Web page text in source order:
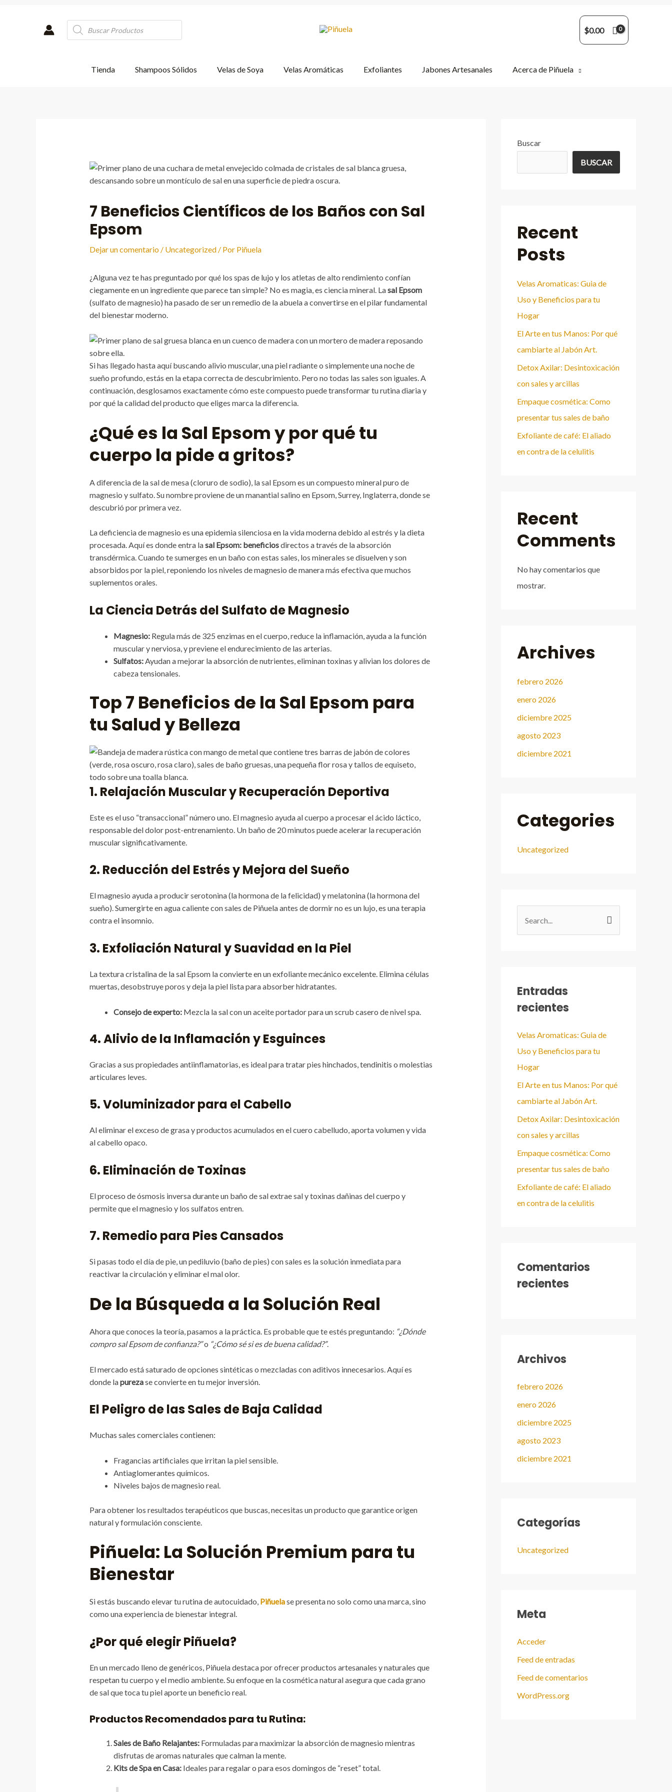
Products
search
$0.00
Tienda Shampoos Sólidos Velas de Soya Velas Aromáticas Exfoliantes Jabones Artesanales Acerca de Piñuela
7 Beneficios Científicos de los Baños con Sal
Epsom
Dejar un comentario / Uncategorized/ Por Piñuela
¿Alguna vez te has preguntado por qué los spas de lujo y los atletas de alto rendimiento confían
ciegamente en un ingrediente que parece tan simple? No es magia, es ciencia mineral. Lasal Epsom
(sulfato de magnesio) ha pasado de ser un remedio de la abuela a convertirse en el pilar fundamental
del bienestar moderno.
Si has llegado hasta aquí buscando alivio muscular, una piel radiante o simplemente una noche de
sueño profundo, estás en la etapa correcta de descubrimiento. Pero no todas las sales son iguales. A
continuación, desglosamos exactamente cómo este compuesto puede transformar tu rutina diaria y
por qué la calidad del producto que eliges marca la diferencia.
¿Qué es la Sal Epsom y por qué tu
cuerpo la pide a gritos?
A diferencia de la sal de mesa (cloruro de sodio), la sal Epsom es un compuesto mineral puro de
magnesio y sulfato. Su nombre proviene de un manantial salino en Epsom, Surrey, Inglaterra, donde se
descubrió por primera vez.
La deficiencia de magnesio es una epidemia silenciosa en la vida moderna debido al estrés y la dieta
procesada. Aquí es donde entra lasal Epsom: beneficiosdirectos a través de la absorción
transdérmica. Cuando te sumerges en un baño con estas sales, los minerales se disuelven y son
absorbidos por la piel, reponiendo los niveles de magnesio de manera más efectiva que muchos
suplementos orales.
La Ciencia Detrás del Sulfato de Magnesio
Magnesio:Regula más de 325 enzimas en el cuerpo, reduce la inflamación, ayuda a la función
muscular y nerviosa, y previene el endurecimiento de las arterias.
Sulfatos:Ayudan a mejorar la absorción de nutrientes, eliminan toxinas y alivian los dolores de
cabeza tensionales.
Top 7 Beneficios de la Sal Epsom para
tu Salud y Belleza
1. Relajación Muscular y Recuperación Deportiva
Este es el uso “transaccional” número uno. El magnesio ayuda al cuerpo a procesar el ácido láctico,
responsable del dolor post-entrenamiento. Un baño de 20 minutos puede acelerar la recuperación
muscular significativamente.
2. Reducción del Estrés y Mejora del Sueño
El magnesio ayuda a producir serotonina (la hormona de la felicidad) y melatonina (la hormona del
sueño). Sumergirte en agua caliente con sales de Piñuela antes de dormir no es un lujo, es una terapia
contra el insomnio.
3. Exfoliación Natural y Suavidad en la Piel
La textura cristalina de la sal Epsom la convierte en un exfoliante mecánico excelente. Elimina células
muertas, desobstruye poros y deja la piel lista para absorber hidratantes.
Consejo de experto:Mezcla la sal con un aceite portador para un scrub casero de nivel spa.
4. Alivio de la Inflamación y Esguinces
Gracias a sus propiedades antiinflamatorias, es ideal para tratar pies hinchados, tendinitis o molestias
articulares leves.
5. Voluminizador para el Cabello
Al eliminar el exceso de grasa y productos acumulados en el cuero cabelludo, aporta volumen y vida
al cabello opaco.
6. Eliminación de Toxinas
El proceso de ósmosis inversa durante un baño de sal extrae sal y toxinas dañinas del cuerpo y
permite que el magnesio y los sulfatos entren.
7. Remedio para Pies Cansados
Si pasas todo el día de pie, un pediluvio (baño de pies) con sales es la solución inmediata para
reactivar la circulación y eliminar el mal olor.
De la Búsqueda a la Solución Real
Ahora que conoces la teoría, pasamos a la práctica. Es probable que te estés preguntando: “¿Dónde
compro sal Epsom de confianza?”o “¿Cómo sé si es de buena calidad?”.
El mercado está saturado de opciones sintéticas o mezcladas con aditivos innecesarios. Aquí es
donde lapurezase convierte en tu mejor inversión.
El Peligro de las Sales de Baja Calidad
Muchas sales comerciales contienen:
Fragancias artificiales que irritan la piel sensible.
Antiaglomerantes químicos.
Niveles bajos de magnesio real.
Para obtener los resultados terapéuticos que buscas, necesitas un producto que garantice origen
natural y formulación consciente.
Piñuela: La Solución Premium para tu
Bienestar
Si estás buscando elevar tu rutina de autocuidado, Piñuelase presenta no solo como una marca, sino
como una experiencia de bienestar integral.
¿Por qué elegir Piñuela?
En un mercado lleno de genéricos, Piñuela destaca por ofrecer productos artesanales y naturales que
respetan tu cuerpo y el medio ambiente. Su enfoque en la cosmética natural asegura que cada grano
de sal que toca tu piel aporte un beneficio real.
Productos Recomendados para tu Rutina:
Sales de Baño Relajantes:Formuladas para maximizar la absorción de magnesio mientras
disfrutas de aromas naturales que calman la mente.
Kits de Spa en Casa:Ideales para regalar o para esos domingos de “reset” total.
Buscar
BUSCAR
Recent
Posts
Velas Aromaticas: Guia de
Uso y Beneficios para tu
Hogar
El Arte en tus Manos: Por qué
cambiarte al Jabón Art.
Detox Axilar: Desintoxicación
con sales y arcillas
Empaque cosmética: Como
presentar tus sales de baño
Exfoliante de café: El aliado
en contra de la celulitis
Recent
Comments
No hay comentarios que
mostrar.
Archives
febrero 2026
enero 2026
diciembre 2025
agosto 2023
diciembre 2021
Categories
Uncategorized
rEntradas
recientes
Velas Aromaticas: Guia de
Uso y Beneficios para tu
Hogar
El Arte en tus Manos: Por qué
cambiarte al Jabón Art.
Detox Axilar: Desintoxicación
con sales y arcillas
Empaque cosmética: Como
presentar tus sales de baño
Exfoliante de café: El aliado
en contra de la celulitis
Comentarios
recientes
Archivos
febrero 2026
enero 2026
diciembre 2025
agosto 2023
diciembre 2021
Categorías
Uncategorized
Meta
Acceder
Feed de entradas
Feed de comentarios
WordPress.org